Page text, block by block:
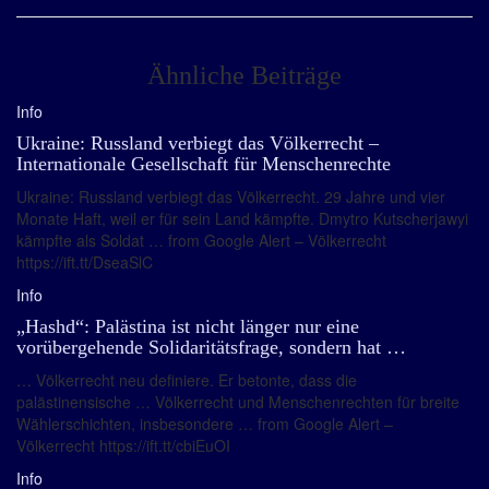
Ähnliche Beiträge
Info
Ukraine: Russland verbiegt das Völkerrecht –
Internationale Gesellschaft für Menschenrechte
Ukraine: Russland verbiegt das Völkerrecht. 29 Jahre und vier
Monate Haft, weil er für sein Land kämpfte. Dmytro Kutscherjawyi
kämpfte als Soldat … from Google Alert – Völkerrecht
https://ift.tt/DseaSlC
Info
„Hashd“: Palästina ist nicht länger nur eine
vorübergehende Solidaritätsfrage, sondern hat …
… Völkerrecht neu definiere. Er betonte, dass die
palästinensische … Völkerrecht und Menschenrechten für breite
Wählerschichten, insbesondere … from Google Alert –
Völkerrecht https://ift.tt/cbiEuOI
Info